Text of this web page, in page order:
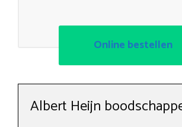
Online bestellen
Albert Heijn